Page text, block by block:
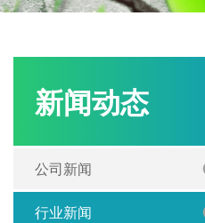
新闻动态
公司新闻
行业新闻